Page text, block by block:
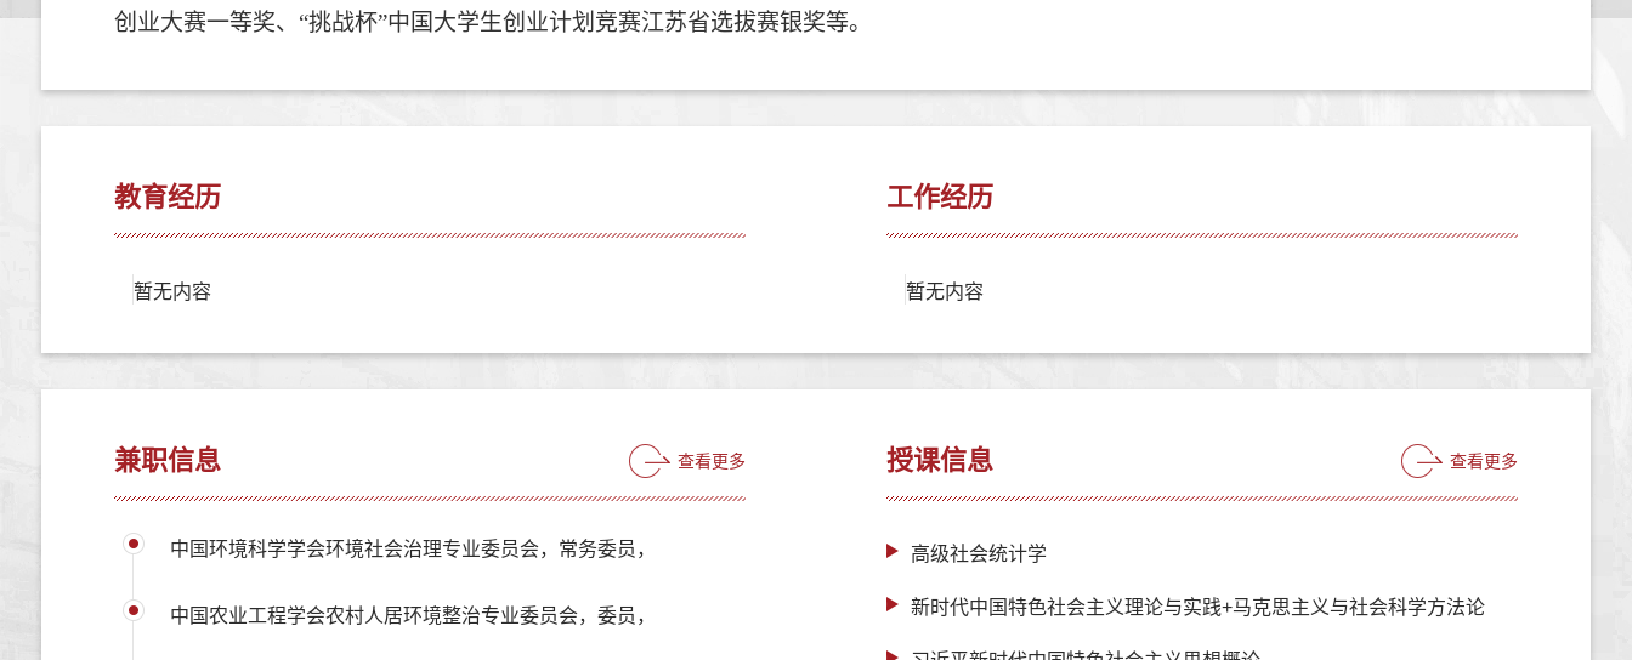
创业大赛一等奖、“挑战杯”中国大学生创业计划竞赛江苏省选拔赛银奖等。
教育经历
暂无内容
工作经历
暂无内容
兼职信息 查看更多
中国环境科学学会环境社会治理专业委员会，常务委员，
中国农业工程学会农村人居环境整治专业委员会，委员，
授课信息 查看更多
高级社会统计学
新时代中国特色社会主义理论与实践+马克思主义与社会科学方法论